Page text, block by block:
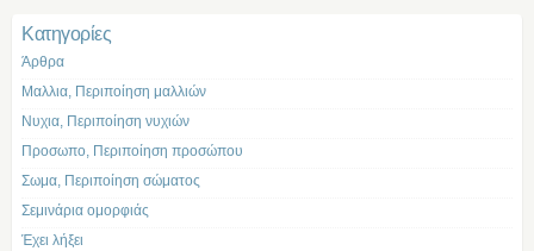
Kατηγορίες
Άρθρα
Μαλλια, Περιποίηση μαλλιών
Νυχια, Περιποίηση νυχιών
Προσωπο, Περιποίηση προσώπου
Σωμα, Περιποίηση σώματος
Σεμινάρια ομορφιάς
Έχει λήξει